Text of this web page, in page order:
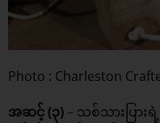
Photo : Charleston
အဆင့် (၃) – သစ်သားပြာ